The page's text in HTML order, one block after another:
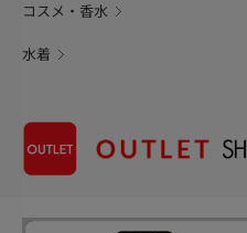
コスメ・香水
水着